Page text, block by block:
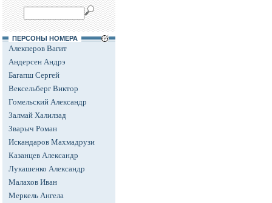
ПЕРСОНЫ НОМЕРА
Алекперов Вагит
Андерсен Андрэ
Багапш Сергей
Вексельберг Виктор
Гомельский Александр
Залмай Халилзад
Зварыч Роман
Искандаров Махмадрузи
Казанцев Александр
Лукашенко Александр
Малахов Иван
Меркель Ангела